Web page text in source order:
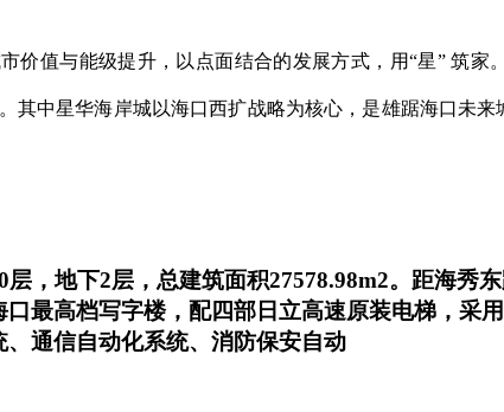
价值与能级提升，以点面结合的发展方式，用“星” 筑
其中星华海岸城以海口西扩战略为核心，是雄踞海口未
，地下2层，总建筑面积27578.98m2。距海秀
最高档写字楼，配四部日立高速原装电梯，采
通信自动化系统、消防保安自动